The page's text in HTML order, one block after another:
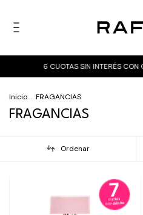
6 CUOTAS SIN INTERÉS CON CRÉDITO
Inicio . FRAGANCIAS
FRAGANCIAS
Ordenar